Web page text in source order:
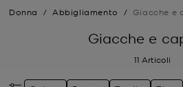
Donna / Abbigliamento / Giacche e
Giacche e
11 Articoli